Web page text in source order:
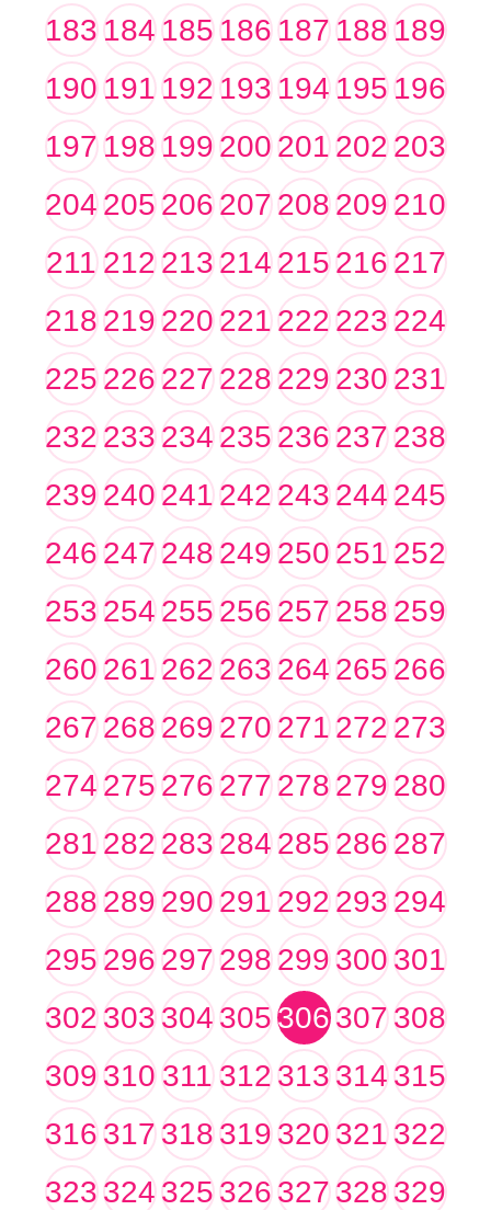
183184185186187188189
190191192193194195196
197198199200201202203
204205206207208209210
211212213214215216217
218219220221222223224
225226227228229230231
232233234235236237238
239240241242243244245
246247248249250251252
253254255256257258259
260261262263264265266
267268269270271272273
274275276277278279280
281282283284285286287
288289290291292293294
295296297298299300301
302303304305306307308
309310311312313314315
316317318319320321322
323324325326327328329